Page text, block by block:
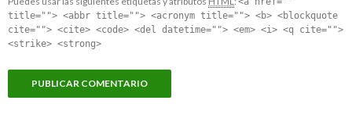
title=""> <abbr title=""> <acronym title=""> <b> <blockquote
cite=""> <cite> <code> <del datetime=""> <em> <i> <q cite="">
<strike> <strong>